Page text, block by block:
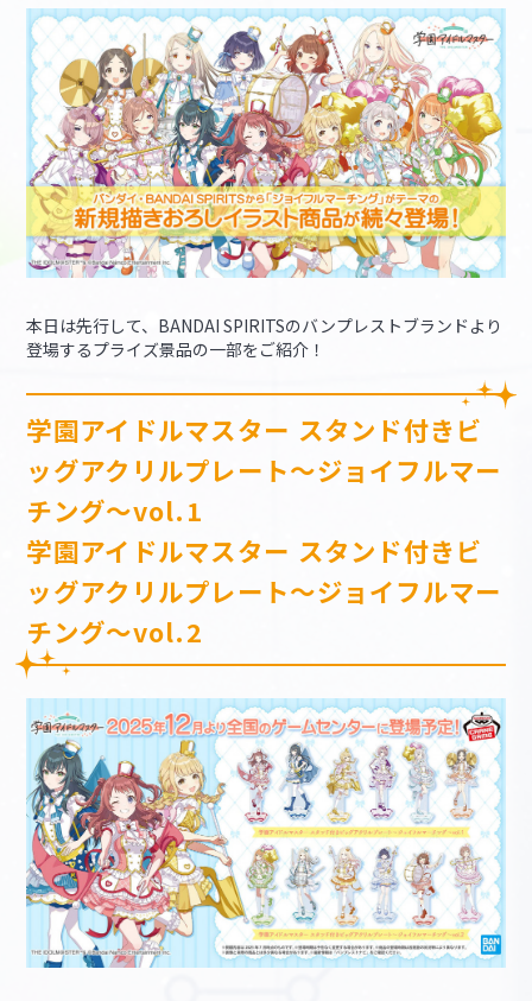
本日は先行して、BANDAI SPIRITSのバンプレストブランドより
登場するプライズ景品の一部をご紹介！
学園アイドルマスター スタンド付きビ
ッグアクリルプレート～ジョイフルマー
チング～vol.1
学園アイドルマスター スタンド付きビ
ッグアクリルプレート～ジョイフルマー
チング～vol.2